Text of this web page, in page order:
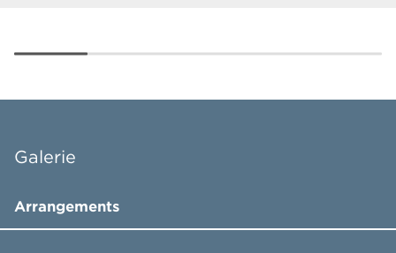
Galerie
Arrangements